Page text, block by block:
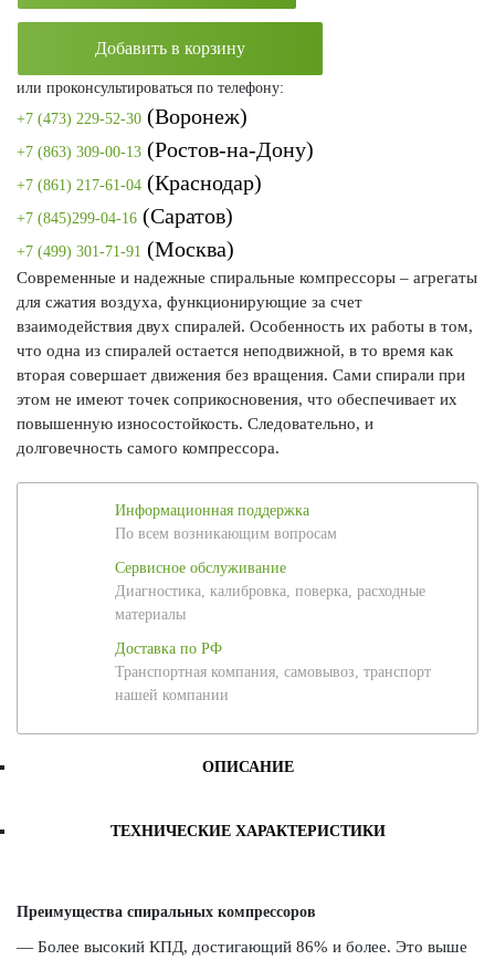
Добавить в корзину
или проконсультироваться по телефону:
+7 (473) 229-52-30 (Воронеж)
+7 (863) 309-00-13 (Ростов-на-Дону)
+7 (861) 217-61-04 (Краснодар)
+7 (845)299-04-16 (Саратов)
+7 (499) 301-71-91 (Москва)
Современные и надежные спиральные компрессоры – агрегаты
для сжатия воздуха, функционирующие за счет
взаимодействия двух спиралей. Особенность их работы в том,
что одна из спиралей остается неподвижной, в то время как
вторая совершает движения без вращения. Сами спирали при
этом не имеют точек соприкосновения, что обеспечивает их
повышенную износостойкость. Следовательно, и
долговечность самого компрессора.
Информационная поддержка
По всем возникающим вопросам
Сервисное обслуживание
Диагностика, калибровка, поверка, расходные
материалы
Доставка по РФ
Транспортная компания, самовывоз, транспорт
нашей компании
ОПИСАНИЕ
ТЕХНИЧЕСКИЕ ХАРАКТЕРИСТИКИ
Преимущества спиральных компрессоров
— Более высокий КПД, достигающий 86% и более. Это выше